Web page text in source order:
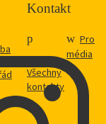
Kontakt
Všechny
kontakty
Pro
média